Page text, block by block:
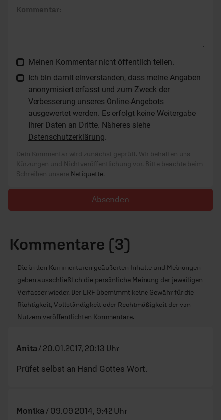
Kommentar:
Meinen Kommentar nicht öffentlich teilen.
Ich bin damit einverstanden, dass meine Angaben
anonymisiert erfasst und zum Zweck der
Verbesserung unseres Online-Angebots
ausgewertet werden. Es erfolgt keine Weitergabe
Ihrer Daten an Dritte. Näheres siehe
Datenschutzerklärung.
Dein Kommentar wird zunächst geprüft. Wir behalten uns
Kürzungen und Nichtveröffentlichung vor. Bitte beachte beim
Schreiben unsere Netiquette.
Absenden
Kommentare (3)
Die in den Kommentaren geäußerten Inhalte und Meinungen
geben ausschließlich die persönliche Meinung der jeweiligen
Verfasser wieder. Der ERF übernimmt keine Gewähr für die
Richtigkeit, Vollständigkeit oder Rechtmäßigkeit der von
Nutzern veröffentlichten Kommentare.
Anita / 20.01.2017, 20:13 Uhr
Prüfet selbst an Hand Gottes Wort.
Monika / 09.09.2014, 9:42 Uhr